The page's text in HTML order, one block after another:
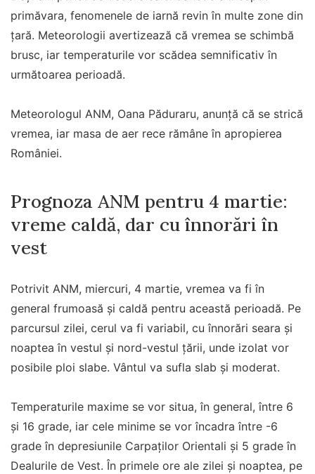
primăvara, fenomenele de iarnă revin în multe zone din
țară. Meteorologii avertizează că vremea se schimbă
brusc, iar temperaturile vor scădea semnificativ în
următoarea perioadă.
Meteorologul ANM, Oana Păduraru, anunță că se strică
vremea, iar masa de aer rece rămâne în apropierea
României.
Prognoza ANM pentru 4 martie:
vreme caldă, dar cu înnorări în
vest
Potrivit ANM, miercuri, 4 martie, vremea va fi în
general frumoasă și caldă pentru această perioadă. Pe
parcursul zilei, cerul va fi variabil, cu înnorări seara și
noaptea în vestul și nord-vestul țării, unde izolat vor
posibile ploi slabe. Vântul va sufla slab și moderat.
Temperaturile maxime se vor situa, în general, între 6
și 16 grade, iar cele minime se vor încadra între -6
grade în depresiunile Carpaților Orientali și 5 grade în
Dealurile de Vest. În primele ore ale zilei și noaptea, pe